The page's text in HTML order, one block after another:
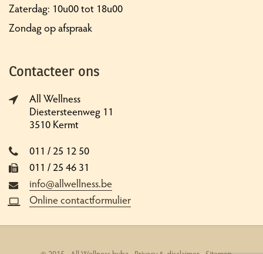
Zaterdag: 10u00 tot 18u00
Zondag op afspraak
Contacteer ons
All Wellness
Diestersteenweg 11
3510 Kermt
011 / 25 12 50
011 / 25 46 31
info@allwellness.be
Online contactformulier